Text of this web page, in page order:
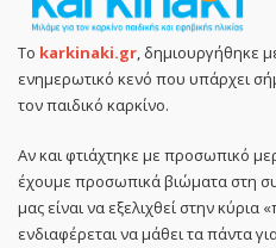
Το karkinaki.gr, δημιουργήθηκε
ενημερωτικό κενό που υπάρχει
τον παιδικό καρκίνο.
Αν και φτιάχτηκε με προσωπικό
έχουμε προσωπικά βιώματα στη
μας είναι να εξελιχθεί στην
ενδιαφέρεται να μάθει τα πάντα